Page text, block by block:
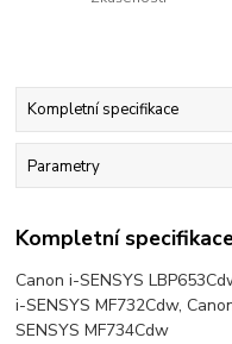
Kompletní specifikace
Parametry
Kompletní
Canon i-SENSYS
i-SENSYS MF732Cdw,
SENSYS MF734Cdw